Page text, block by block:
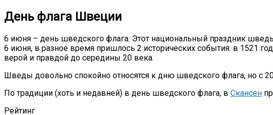
День флага Швеции
6 июня – день шведского флага. Этот национальный праздник
6 июня, в разное время пришлось 2 исторических события: в 1521
верой и правдой до середины 20 века.
Шведы довольно спокойно относятся к дню шведского флага, но с
По традиции (хоть и недавней) в день шведского флага, в Скансен
Рейтинг